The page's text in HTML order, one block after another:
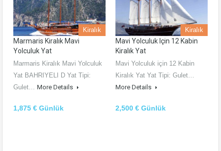
Kiralık
Marmaris Kiralık Mavi
Yolculuk Yat
Marmaris Kiralık Mavi Yolculuk
Yat BAHRIYELI D Yat Tipi:
Gulet… More Details
1,875 € Günlük
Kiralık
Mavi Yolculuk Için 12 Kabin
Kiralık Yat
Mavi Yolculuk için 12 Kabin
Kiralık Yat Yat Tipi: Gulet…
More Details
2,500 € Günlük